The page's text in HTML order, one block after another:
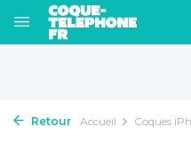
Délai de
Retour Accueil Coques